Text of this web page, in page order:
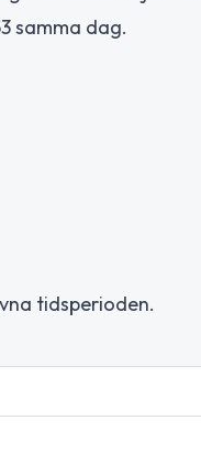
samma dag.
tidsperioden.